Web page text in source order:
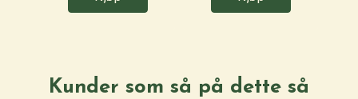
Kunder som så på dette så